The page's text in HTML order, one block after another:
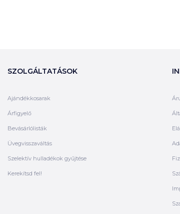
SZOLGÁLTATÁSOK
Ajándékkosarak
Árfigyelő
Bevásárlólisták
Üvegvisszaváltás
Szelektív hulladékok gyűjtése
Kerekítsd fel!